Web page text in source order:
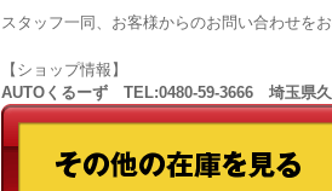
スタッフ一同、お客様からのお問い合わせをお
【ショップ情報】
AUTOくるーず TEL:0480-59-3666 埼玉県